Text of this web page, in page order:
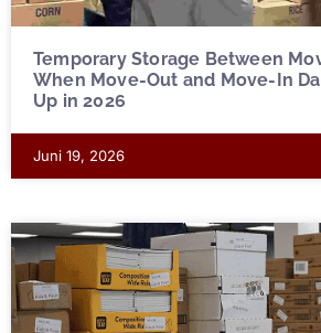
Temporary Storage Between
When Move-Out and Move-In
Up in 2026
Juni 19, 2026